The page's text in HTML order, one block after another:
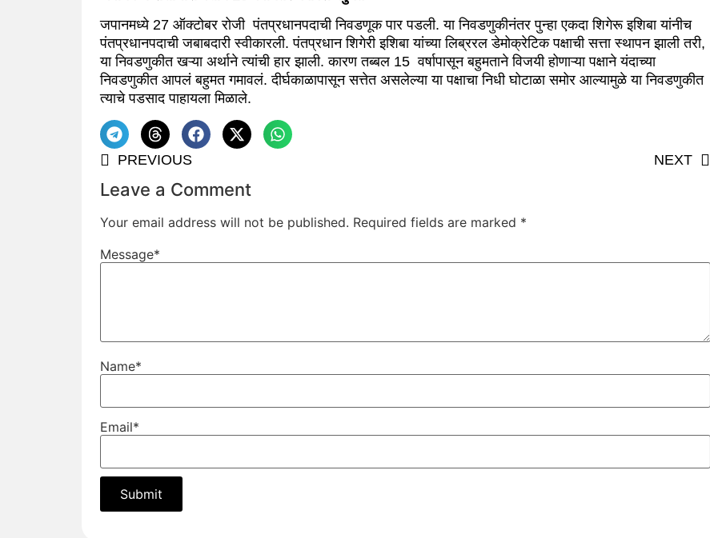
जपानमध्ये 27 ऑक्टोबर रोजी पंतप्रधानपदाची निवडणूक पार पडली. या निवडणुकीनंतर पुन्हा एकदा शिगेरू इशिबा यांनीच
पंतप्रधानपदाची जबाबदारी स्वीकारली. पंतप्रधान शिगेरी इशिबा यांच्या लिब्ररल डेमोक्रेटिक पक्षाची सत्ता स्थापन झाली तरी,
या निवडणुकीत खऱ्या अर्थाने त्यांची हार झाली. कारण तब्बल 15 वर्षापासून बहुमताने विजयी होणाऱ्या पक्षाने यंदाच्या
निवडणुकीत आपलं बहुमत गमावलं. दीर्घकाळापासून सत्तेत असलेल्या या पक्षाचा निधी घोटाळा समोर आल्यामुळे या निवडणुकीत
त्याचे पडसाद पाहायला मिळाले.
PREVIOUS NEXT
Leave a Comment
Your email address will not be published. Required fields are marked *
Message*
Name*
Email*